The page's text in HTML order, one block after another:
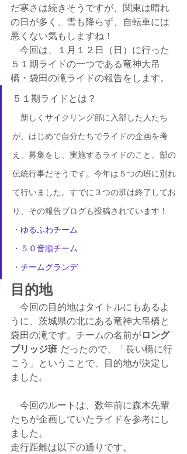
だ寒さは続きそうですが、関東は晴れ
の日が多く、雪も降らず、自転車には
悪くない気もしますね！
今回は、１月１２日（日）に行った
５１期ライドの一つである竜神大吊
橋・袋田の滝ライドの報告をします。
５１期ライドとは？
新しくサイクリング部に入部した人たち
が、はじめで自分たちでライドの企画を考
え、募集をし、実施するライドのこと。部の
伝統行事だそうです。今年は５つの班に別れ
て行いました。すでに３つの班は終了してお
り、その報告ブログも投稿されています！
・ ゆるふわチーム
・ ５０音順チーム
・ チームグランデ
目的地
今回の目的地はタイトルにもあるよ
うに、茨城県の北にある竜神大吊橋と
袋田の滝です。チームの名前がロング
ブリッジ班 だったので、「長い橋に行
こう」ということで、目的地が決定し
ました。
今回のルートは、数年前に森木先輩
たちが企画していたライドを参考にし
ました。
走行距離は以下の通りです。